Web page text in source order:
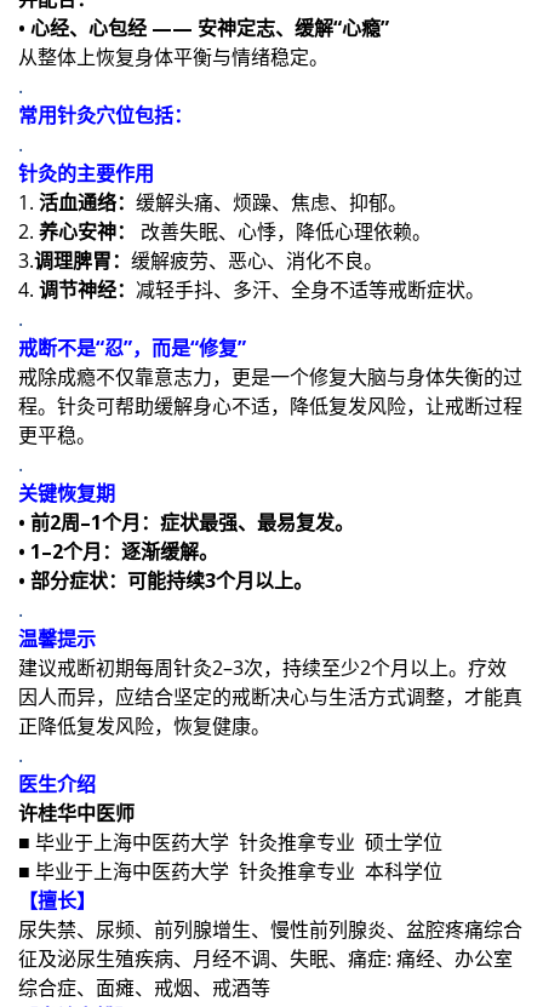
• 心经、心包经 —— 安神定志、缓解“心瘾”
从整体上恢复身体平衡与情绪稳定。
.
常用针灸穴位包括：
.
针灸的主要作用
1. 活血通络： 缓解头痛、烦躁、焦虑、抑郁。
2. 养心安神： 改善失眠、心悸，降低心理依赖。
3.调理脾胃： 缓解疲劳、恶心、消化不良。
4. 调节神经： 减轻手抖、多汗、全身不适等戒断症状。
.
戒断不是“忍”，而是“修复”
戒除成瘾不仅靠意志力，更是一个修复大脑与身体失衡的过
程。针灸可帮助缓解身心不适，降低复发风险，让戒断过程
更平稳。
.
关键恢复期
• 前2周–1个月：症状最强、最易复发。
• 1–2个月：逐渐缓解。
• 部分症状：可能持续3个月以上。
.
温馨提示
建议戒断初期每周针灸2–3次，持续至少2个月以上。疗效
因人而异，应结合坚定的戒断决心与生活方式调整，才能真
正降低复发风险，恢复健康。
.
医生介绍
许桂华中医师
■ 毕业于上海中医药大学 针灸推拿专业 硕士学位
■ 毕业于上海中医药大学 针灸推拿专业 本科学位
【擅长】
尿失禁、尿频、前列腺增生、慢性前列腺炎、盆腔疼痛综合
征及泌尿生殖疾病、月经不调、失眠、痛症: 痛经、办公室
综合症、面瘫、戒烟、戒酒等